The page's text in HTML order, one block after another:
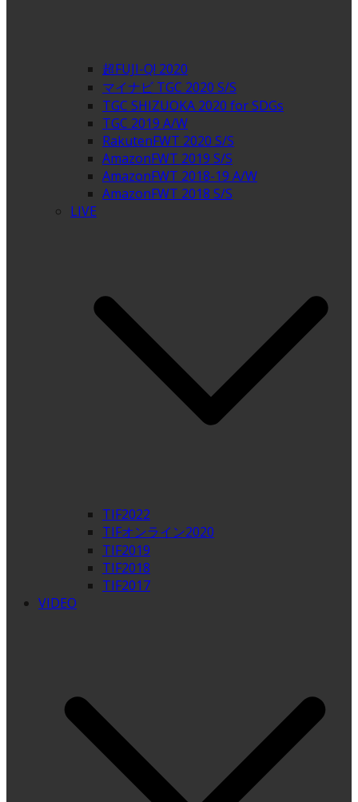
超FUJI-Q! 2020
マイナビ TGC 2020 S/S
TGC SHIZUOKA 2020 for SDGs
TGC 2019 A/W
RakutenFWT 2020 S/S
AmazonFWT 2019 S/S
AmazonFWT 2018-19 A/W
AmazonFWT 2018 S/S
LIVE
TIF2022
TIFオンライン2020
TIF2019
TIF2018
TIF2017
VIDEO